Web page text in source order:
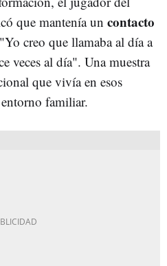
que mantenía un contacto
creo que llamaba al día a
veces al día". Una muestra
que vivía en esos
familiar.